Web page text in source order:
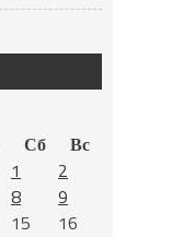
Сб
Вс
1
2
8
9
15
16